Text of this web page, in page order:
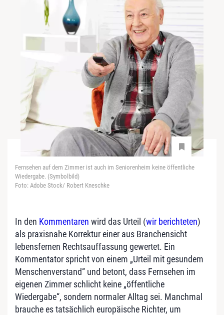
Fernsehen auf dem Zimmer ist auch im Seniorenheim keine öffentliche
Wiedergabe. (Symbolbild)
Foto: Adobe Stock/ Robert Kneschke
In den Kommentaren wird das Urteil (wir berichteten)
als praxisnahe Korrektur einer aus Branchensicht
lebensfernen Rechtsauffassung gewertet. Ein
Kommentator spricht von einem „Urteil mit gesundem
Menschenverstand“ und betont, dass Fernsehen im
eigenen Zimmer schlicht keine „öffentliche
Wiedergabe“, sondern normaler Alltag sei. Manchmal
brauche es tatsächlich europäische Richter, um